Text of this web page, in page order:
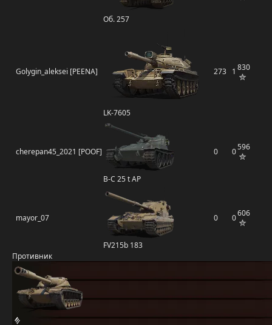
Об. 257
Golygin_aleksei [PEENA]
LK-7605
273 1 830
cherepan45_2021 [POOF]
B-C 25 t AP
0 0596
mayor_07
FV215b 183
0 0606
Противник